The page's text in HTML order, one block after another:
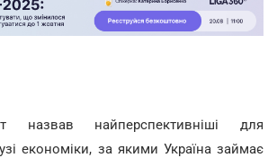
назвав найперспективніші для
економіки, за якими Україна займає